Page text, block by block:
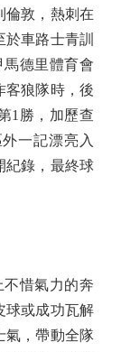
倫敦，熱刺在
車路士青訓
德里體育會
客狼隊時，後
1勝，加歷查
一記漂亮入
紀錄，最終球
惜氣力的奔
球或成功瓦解
氣，帶動全隊